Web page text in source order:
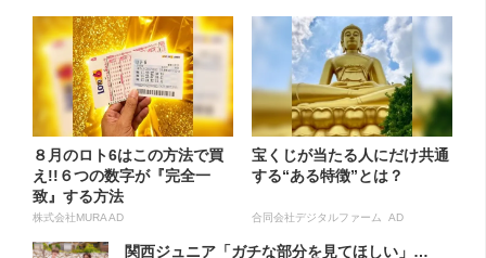
８月のロト6はこの方法で買
え!!６つの数字が『完全一
致』する方法
株式会社MURA AD
宝くじが当たる人にだけ共通
する“ある特徴”とは？
合同会社デジタルファーム AD
関西ジュニア「ガチな部分を見てほしい」…